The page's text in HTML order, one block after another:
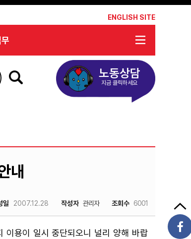
ENGLISH SITE
노동상담
지금 클릭하세요
내
일 2007.12.28 작성자 관리자 조회수 6001
이용이 일시 중단되오니 널리 양해 바랍